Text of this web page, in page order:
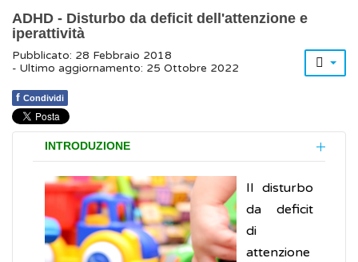
ADHD - Disturbo da deficit dell'attenzione e
iperattività
Pubblicato: 28 Febbraio 2018
- Ultimo aggiornamento: 25 Ottobre 2022
f Condividi
INTRODUZIONE
Il disturbo
da deficit
di
attenzione